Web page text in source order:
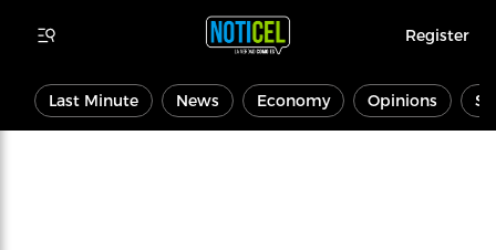
Register
Last Minute News Economy Opinions